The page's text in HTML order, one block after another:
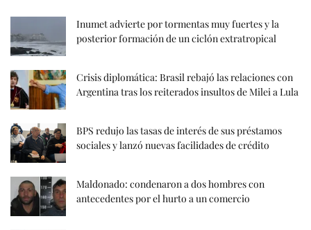
Inumet advierte por tormentas muy fuertes y la
posterior formación de un ciclón extratropical
Crisis diplomática: Brasil rebajó las relaciones con
Argentina tras los reiterados insultos de Milei a Lula
BPS redujo las tasas de interés de sus préstamos
sociales y lanzó nuevas facilidades de crédito
Maldonado: condenaron a dos hombres con
antecedentes por el hurto a un comercio